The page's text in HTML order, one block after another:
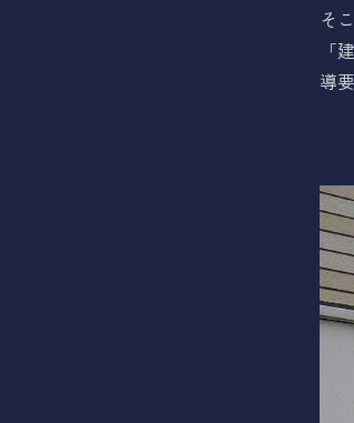
そ
「
導